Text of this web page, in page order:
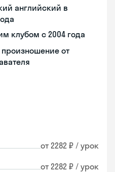
английский в
клубом с 2004 года
произношение от
от 2282 ₽ / урок
от 2282 ₽ / урок